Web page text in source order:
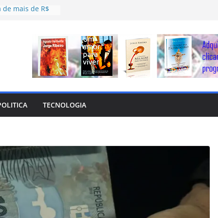
mais de R$
o Bahia da
de
recado ao
no Engenho
TECNOLOGIA